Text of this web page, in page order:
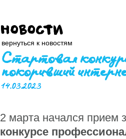
Новости
вернуться к новостям
Стартовал
покоривший
14.03.2023
2 марта начался прием
конкурсе